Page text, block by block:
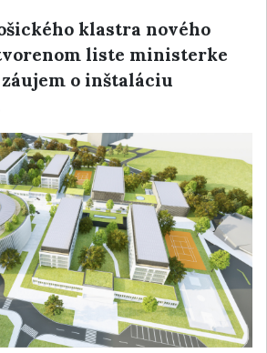
klastra nového
liste ministerke
o inštaláciu